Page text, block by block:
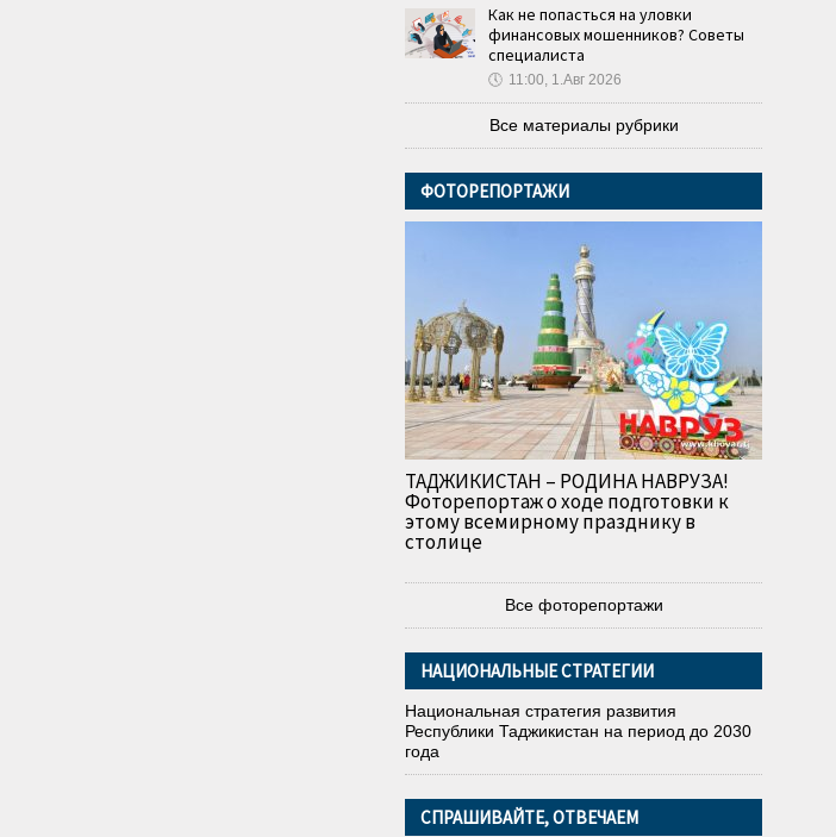
Как не попасться на уловки
финансовых мошенников? Советы
специалиста
🕔 11:00, 1.Авг 2026
Все материалы рубрики
ФОТОРЕПОРТАЖИ
ТАДЖИКИСТАН – РОДИНА НАВРУЗА!
Фоторепортаж о ходе подготовки к
этому всемирному празднику в
столице
Все фоторепортажи
НАЦИОНАЛЬНЫЕ СТРАТЕГИИ
Национальная стратегия развития
Республики Таджикистан на период до 2030
года
СПРАШИВАЙТЕ, ОТВЕЧАЕМ